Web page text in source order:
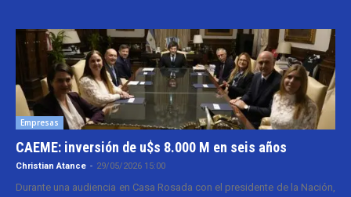
Empresas
CAEME: inversión de u$s 8.000 M en seis años
Christian Atance - 29/05/2026 15:00
Durante una audiencia en Casa Rosada con el presidente de la Nación,